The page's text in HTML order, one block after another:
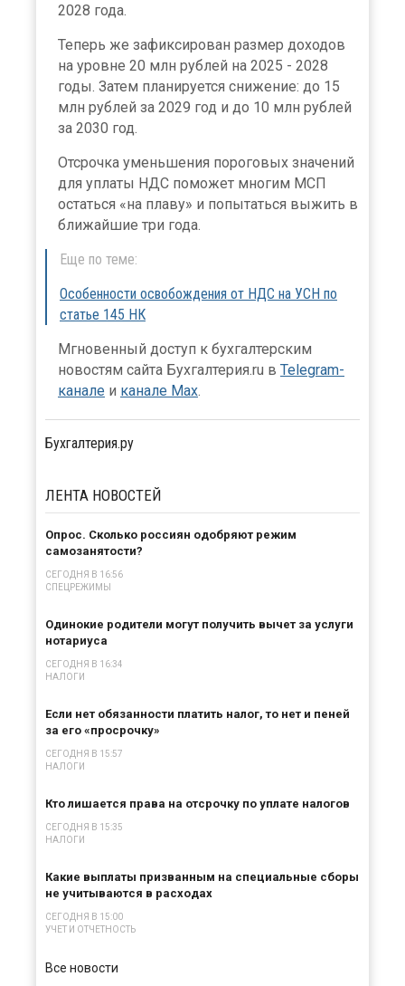
2028 года.
Теперь же зафиксирован размер доходов
на уровне 20 млн рублей на 2025 - 2028
годы. Затем планируется снижение: до 15
млн рублей за 2029 год и до 10 млн рублей
за 2030 год.
Отсрочка уменьшения пороговых значений
для уплаты НДС поможет многим МСП
остаться «на плаву» и попытаться выжить в
ближайшие три года.
Еще по теме:
Особенности освобождения от НДС на УСН по
статье 145 НК
Мгновенный доступ к бухгалтерским
новостям сайта Бухгалтерия.ru в Telegram-
канале и канале Max.
Бухгалтерия.ру
ЛЕНТА НОВОСТЕЙ
Опрос. Сколько россиян одобряют режим
самозанятости?
СЕГОДНЯ В 16:56
СПЕЦРЕЖИМЫ
Одинокие родители могут получить вычет за услуги
нотариуса
СЕГОДНЯ В 16:34
НАЛОГИ
Если нет обязанности платить налог, то нет и пеней
за его «просрочку»
СЕГОДНЯ В 15:57
НАЛОГИ
Кто лишается права на отсрочку по уплате налогов
СЕГОДНЯ В 15:35
НАЛОГИ
Какие выплаты призванным на специальные сборы
не учитываются в расходах
СЕГОДНЯ В 15:00
УЧЕТ И ОТЧЕТНОСТЬ
Все новости